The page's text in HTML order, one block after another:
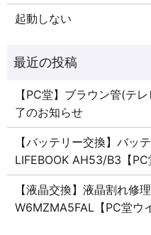
起動しない
【PC堂】ブラウン管(テ
了のお知らせ
【バッテリー交換】バッ
LIFEBOOK AH53/B3【PC
【液晶交換】液晶割れ修
W6MZMA5FAL【PC堂ウ